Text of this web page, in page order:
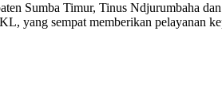
Sumba Timur, Tinus Ndjurumbaha
yang sempat memberikan